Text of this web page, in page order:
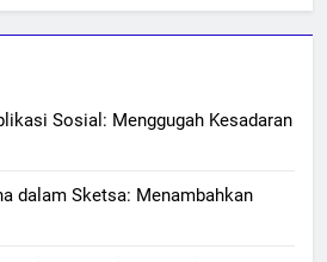
Sosial: Menggugah Kesadaran
dalam Sketsa: Menambahkan